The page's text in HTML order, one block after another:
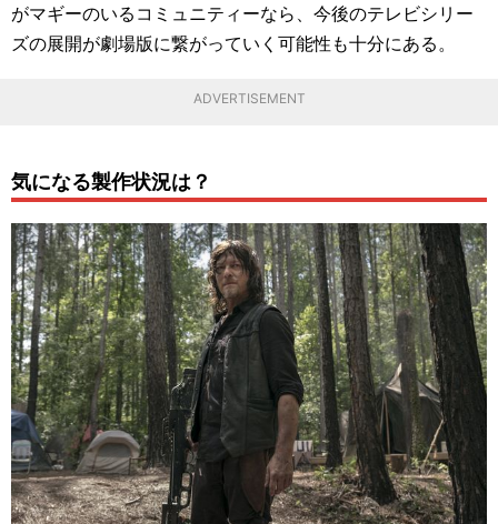
がマギーのいるコミュニティーなら、今後のテレビシリー
ズの展開が劇場版に繋がっていく可能性も十分にある。
ADVERTISEMENT
気になる製作状況は？